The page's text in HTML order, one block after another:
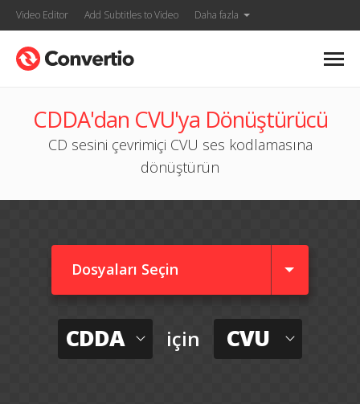
Video Editor Add Subtitles to Video Daha fazla
CDDA'dan CVU'ya Dönüştürücü
CD sesini çevrimiçi CVU ses kodlamasına
dönüştürün
Dosyaları Seçin
CDDA için CVU